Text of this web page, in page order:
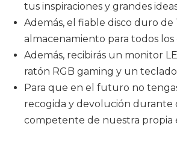
tus inspiraciones y grandes
Además, el fiable disco duro de
almacenamiento para todos
Además, recibirás un monitor
ratón RGB gaming y un
Para que en el futuro no
recogida y devolución durante
competente de nuestra propia